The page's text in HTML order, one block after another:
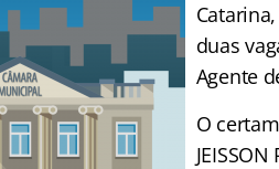
duas
Agente
O
JEISSON